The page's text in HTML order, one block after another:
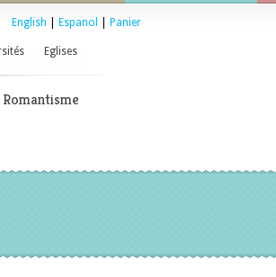
English Espanol Panier
Eglises
Romantisme